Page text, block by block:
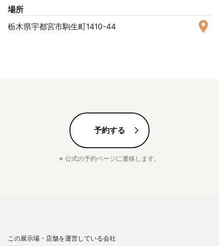
場所
栃木県宇都宮市駒生町1410-44
予約する
※ 公式の予約ページに遷移します。
この展示場・店舗を運営している会社